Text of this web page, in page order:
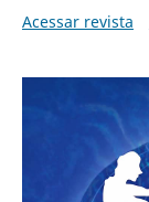
Acessar revista